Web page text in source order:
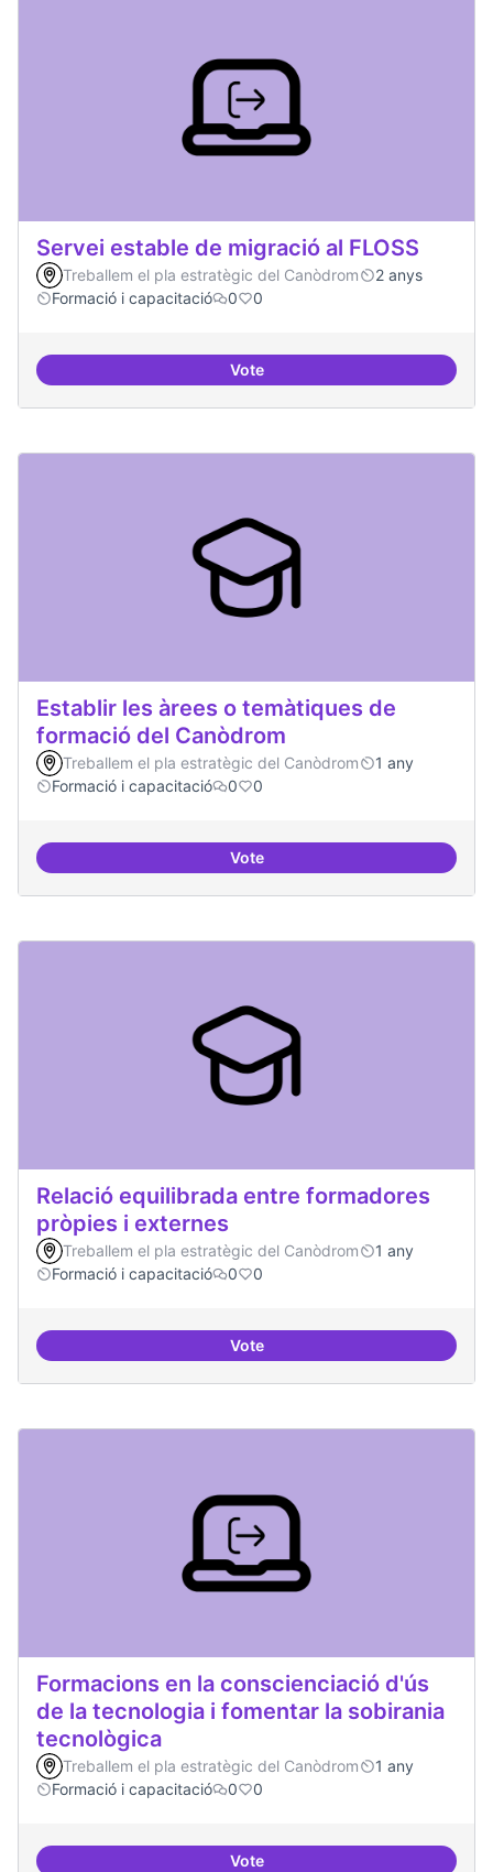
Servei estable de migració al FLOSS
Treballem el pla estratègic del Canòdrom
2 anys
Formació i capacitació
0 0
VoteServei estable de migració al
Establir les àrees o temàtiques de
formació del Canòdrom
Treballem el pla estratègic del Canòdrom
1 any
Formació i capacitació
0 0
VoteEstablir les àrees o temàtiques
Relació equilibrada entre formadores
pròpies i externes
Treballem el pla estratègic del Canòdrom
1 any
Formació i capacitació
0 0
VoteRelació equilibrada entre
Formacions en la conscienciació d'ús
de la tecnologia i fomentar la sobirania
tecnològica
Treballem el pla estratègic del Canòdrom
1 any
Formació i capacitació
0 0
Vote